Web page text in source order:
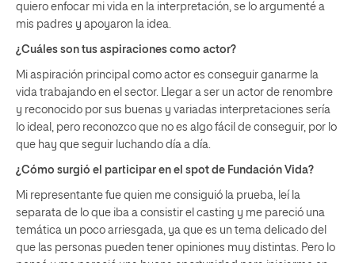
quiero enfocar mi vida en la interpretación, se lo argumenté a
mis padres y apoyaron la idea.
¿Cuáles son tus aspiraciones como actor?
Mi aspiración principal como actor es conseguir ganarme la
vida trabajando en el sector. Llegar a ser un actor de renombre
y reconocido por sus buenas y variadas interpretaciones sería
lo ideal, pero reconozco que no es algo fácil de conseguir, por lo
que hay que seguir luchando día a día.
¿Cómo surgió el participar en el spot de Fundación Vida?
Mi representante fue quien me consiguió la prueba, leí la
separata de lo que iba a consistir el casting y me pareció una
temática un poco arriesgada, ya que es un tema delicado del
que las personas pueden tener opiniones muy distintas. Pero lo